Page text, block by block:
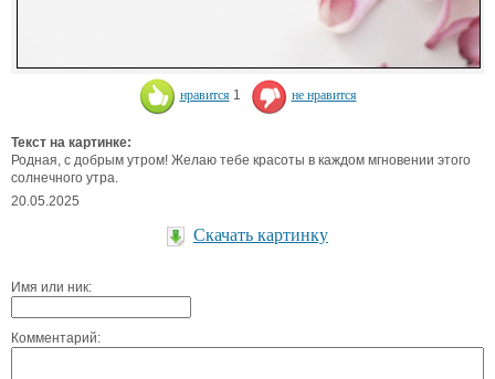
нравится 1 не нравится
Текст на картинке:
Родная, с добрым утром! Желаю тебе красоты в каждом мгновении этого
солнечного утра.
20.05.2025
Скачать картинку
Имя или ник:
Комментарий: